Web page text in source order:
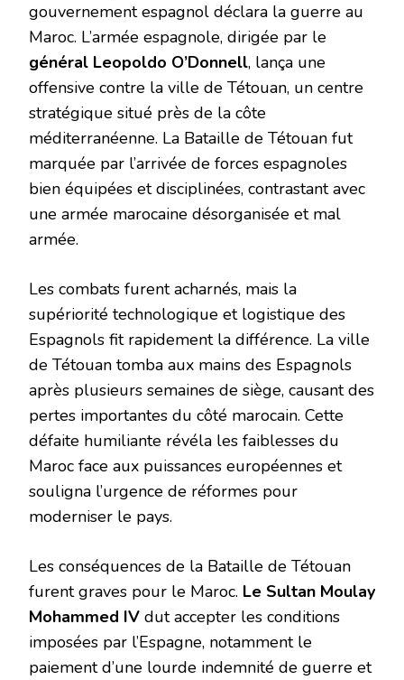
gouvernement espagnol déclara la guerre au
Maroc. L’armée espagnole, dirigée par le
général Leopoldo O’Donnell, lança une
offensive contre la ville de Tétouan, un centre
stratégique situé près de la côte
méditerranéenne. La Bataille de Tétouan fut
marquée par l’arrivée de forces espagnoles
bien équipées et disciplinées, contrastant avec
une armée marocaine désorganisée et mal
armée.
Les combats furent acharnés, mais la
supériorité technologique et logistique des
Espagnols fit rapidement la différence. La ville
de Tétouan tomba aux mains des Espagnols
après plusieurs semaines de siège, causant des
pertes importantes du côté marocain. Cette
défaite humiliante révéla les faiblesses du
Maroc face aux puissances européennes et
souligna l’urgence de réformes pour
moderniser le pays.
Les conséquences de la Bataille de Tétouan
furent graves pour le Maroc. Le Sultan Moulay
Mohammed IV dut accepter les conditions
imposées par l’Espagne, notamment le
paiement d’une lourde indemnité de guerre et